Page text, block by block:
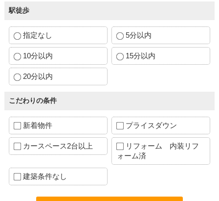
駅徒歩
指定なし 5分以内
10分以内 15分以内
20分以内
こだわりの条件
新着物件 プライスダウン
カースペース2台以上
リフォーム 内装リフ
ォーム済
建築条件なし